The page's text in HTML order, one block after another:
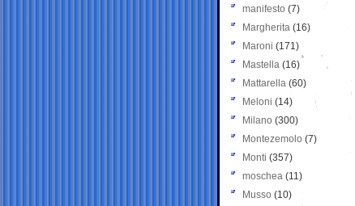
manifesto (7)
Margherita (16)
Maroni (171)
Mastella (16)
Mattarella (60)
Meloni (14)
Milano (300)
Montezemolo (7)
Monti (357)
moschea (11)
Musso (10)